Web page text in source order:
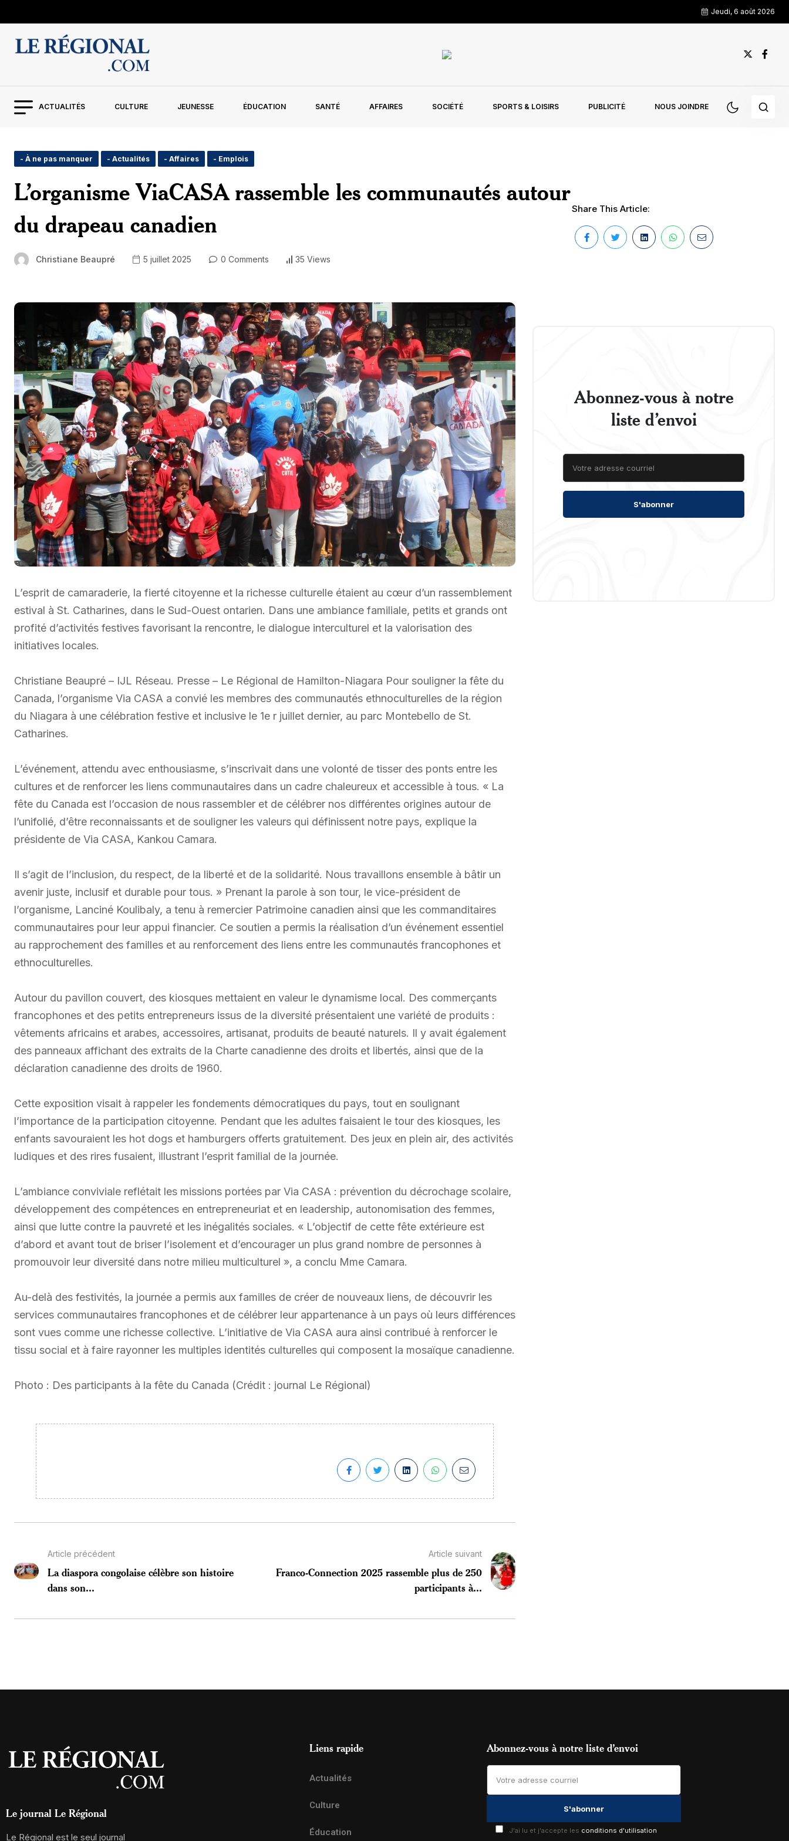
Jeudi, 6 août 2026
ACTUALITÉS CULTURE JEUNESSE ÉDUCATION SANTÉ AFFAIRES SOCIÉTÉ SPORTS & LOISIRS PUBLICITÉ NOUS JOINDRE
- À ne pas manquer - Actualités - Affaires - Emplois
L’organisme ViaCASA rassemble les communautés autour
du drapeau canadien
Christiane Beaupré 5 juillet 2025 0 Comments 35 Views
Share This Article:
L’esprit de camaraderie, la fierté citoyenne et la richesse culturelle étaient au cœur d’un rassemblement
estival à St. Catharines, dans le Sud-Ouest ontarien. Dans une ambiance familiale, petits et grands ont
profité d’activités festives favorisant la rencontre, le dialogue interculturel et la valorisation des
initiatives locales.
Christiane Beaupré – IJL Réseau. Presse – Le Régional de Hamilton-Niagara Pour souligner la fête du
Canada, l’organisme Via CASA a convié les membres des communautés ethnoculturelles de la région
du Niagara à une célébration festive et inclusive le 1e r juillet dernier, au parc Montebello de St.
Catharines.
L’événement, attendu avec enthousiasme, s’inscrivait dans une volonté de tisser des ponts entre les
cultures et de renforcer les liens communautaires dans un cadre chaleureux et accessible à tous. « La
fête du Canada est l’occasion de nous rassembler et de célébrer nos différentes origines autour de
l’unifolié, d’être reconnaissants et de souligner les valeurs qui définissent notre pays, explique la
présidente de Via CASA, Kankou Camara.
Il s’agit de l’inclusion, du respect, de la liberté et de la solidarité. Nous travaillons ensemble à bâtir un
avenir juste, inclusif et durable pour tous. » Prenant la parole à son tour, le vice-président de
l’organisme, Lanciné Koulibaly, a tenu à remercier Patrimoine canadien ainsi que les commanditaires
communautaires pour leur appui financier. Ce soutien a permis la réalisation d’un événement essentiel
au rapprochement des familles et au renforcement des liens entre les communautés francophones et
ethnoculturelles.
Autour du pavillon couvert, des kiosques mettaient en valeur le dynamisme local. Des commerçants
francophones et des petits entrepreneurs issus de la diversité présentaient une variété de produits :
vêtements africains et arabes, accessoires, artisanat, produits de beauté naturels. Il y avait également
des panneaux affichant des extraits de la Charte canadienne des droits et libertés, ainsi que de la
déclaration canadienne des droits de 1960.
Cette exposition visait à rappeler les fondements démocratiques du pays, tout en soulignant
l’importance de la participation citoyenne. Pendant que les adultes faisaient le tour des kiosques, les
enfants savouraient les hot dogs et hamburgers offerts gratuitement. Des jeux en plein air, des activités
ludiques et des rires fusaient, illustrant l’esprit familial de la journée.
L’ambiance conviviale reflétait les missions portées par Via CASA : prévention du décrochage scolaire,
développement des compétences en entrepreneuriat et en leadership, autonomisation des femmes,
ainsi que lutte contre la pauvreté et les inégalités sociales. « L’objectif de cette fête extérieure est
d’abord et avant tout de briser l’isolement et d’encourager un plus grand nombre de personnes à
promouvoir leur diversité dans notre milieu multiculturel », a conclu Mme Camara.
Au-delà des festivités, la journée a permis aux familles de créer de nouveaux liens, de découvrir les
services communautaires francophones et de célébrer leur appartenance à un pays où leurs différences
sont vues comme une richesse collective. L’initiative de Via CASA aura ainsi contribué à renforcer le
tissu social et à faire rayonner les multiples identités culturelles qui composent la mosaïque canadienne.
Photo : Des participants à la fête du Canada (Crédit : journal Le Régional)
Article précédent
La diaspora congolaise célèbre son histoire
dans son...
Article suivant
Franco-Connection 2025 rassemble plus de 250
participants à...
Abonnez-vous à notre
liste d’envoi
Le journal Le Régional
Le Régional est le seul journal
Liens rapide
Actualités
Culture
Éducation
Abonnez-vous à notre liste d’envoi
J'ai lu et j'accepte les conditions d'utilisation